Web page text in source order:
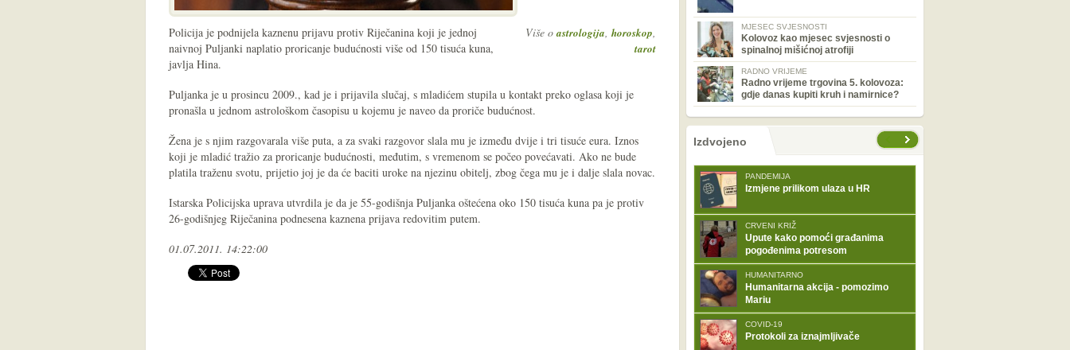
Više oastrologija, horoskop,
tarot
Policija je podnijela kaznenu prijavu protiv Riječanina koji je jednoj
naivnoj Puljanki naplatio proricanje budućnosti više od 150 tisuća kuna,
javlja Hina.
Puljanka je u prosincu 2009., kad je i prijavila slučaj, s mladićem stupila u kontakt preko oglasa koji je
pronašla u jednom astrološkom časopisu u kojemu je naveo da proriče budućnost.
Žena je s njim razgovarala više puta, a za svaki razgovor slala mu je između dvije i tri tisuće eura. Iznos
koji je mladić tražio za proricanje budućnosti, međutim, s vremenom se počeo povećavati. Ako ne bude
platila traženu svotu, prijetio joj je da će baciti uroke na njezinu obitelj, zbog čega mu je i dalje slala novac.
Istarska Policijska uprava utvrdila je da je 55-godišnja Puljanka oštećena oko 150 tisuća kuna pa je protiv
26-godišnjeg Riječanina podnesena kaznena prijava redovitim putem.
01.07.2011. 14:22:00
MJESEC SVJESNOSTI
Kolovoz kao mjesec svjesnosti o
spinalnoj mišićnoj atrofiji
RADNO VRIJEME
Radno vrijeme trgovina 5. kolovoza:
gdje danas kupiti kruh i namirnice?
nema prethodne stranice
sljedećeIzdvojeno
PANDEMIJA
Izmjene prilikom ulaza u HR
CRVENI KRIŽ
Upute kako pomoći građanima
pogođenima potresom
HUMANITARNO
Humanitarna akcija - pomozimo
Mariu
COVID-19
Protokoli za iznajmljivače